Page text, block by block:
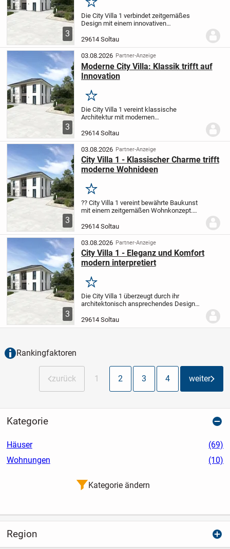
3
Merken
Die City Villa 1 verbindet zeitgemäßes
Design mit einem innovativen
Wünsche offen. Der große, offene Wohn-
und Essbereich bietet viel Platz für
gesellige Momente -...
29614 Soltau
3
03.08.2026 Partner-Anzeige
Moderne City Villa: Klassik trifft auf
Innovation
Merken
Die City Villa 1 vereint klassische
Architektur mit modernen
gestalteten Wohn- und Essbereich
schaffen Sie einen Treffpunkt für
entspannte Abende mit Ihren Liebsten
oder...
29614 Soltau
3
03.08.2026 Partner-Anzeige
City Villa 1 - Klassischer Charme trifft
moderne Wohnideen
Merken
?? City Villa 1 vereint bewährte Baukunst
mit einem zeitgemäßen Wohnkonzept.
lädt dazu ein, gemeinsam mit Ihrer
Familie oder Freunden schöne Stunden zu
verbringen....
29614 Soltau
3
03.08.2026 Partner-Anzeige
City Villa 1 - Eleganz und Komfort
modern interpretiert
Merken
Die City Villa 1 überzeugt durch ihr
architektonisch ansprechendes Design
Komfort großschreibt. Der großzügige und
helle Wohn- und Essbereich schafft
29614 Soltau
Rankingfaktoren
zurück 1 2 3 4 weiter
Kategorie
Häuser
(69)
Wohnungen
(10)
Kategorie ändern
Region